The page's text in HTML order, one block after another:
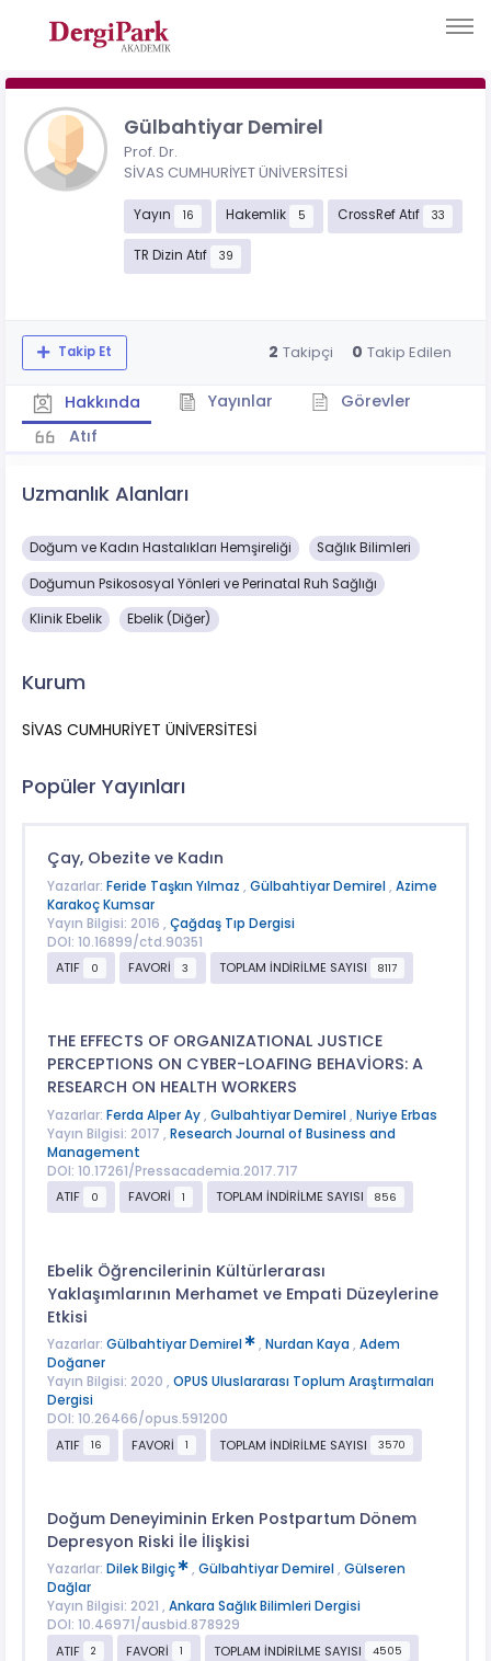
Gülbahtiyar Demirel
Prof. Dr.
SİVAS CUMHURİYET ÜNİVERSİTESİ
Yayın 16 Hakemlik 5 CrossRef Atıf 33
TR Dizin Atıf 39
Takip Et 2 Takipçi 0 Takip Edilen
Hakkında Yayınlar
Görevler
Atıf
Uzmanlık Alanları
Doğum ve Kadın Hastalıkları Hemşireliği Sağlık Bilimleri
Doğumun Psikososyal Yönleri ve Perinatal Ruh Sağlığı
Klinik Ebelik Ebelik (Diğer)
Kurum
SİVAS CUMHURİYET ÜNİVERSİTESİ
Popüler Yayınları
Çay, Obezite ve Kadın
Yazarlar: Feride Taşkın Yılmaz , Gülbahtiyar Demirel , Azime
Karakoç Kumsar
Yayın Bilgisi: 2016 , Çağdaş Tıp Dergisi
DOI: 10.16899/ctd.90351
ATIF
0 FAVORİ 3 TOPLAM İNDİRİLME SAYISI 8117
THE EFFECTS OF ORGANIZATIONAL JUSTICE
PERCEPTIONS ON CYBER-LOAFING BEHAVİORS: A
RESEARCH ON HEALTH WORKERS
Yazarlar: Ferda Alper Ay, Gulbahtiyar Demirel , Nuriye Erbas
Yayın Bilgisi: 2017 , Research Journal of Business and
Management
DOI: 10.17261/Pressacademia.2017.717
ATIF
0 FAVORİ 1 TOPLAM İNDİRİLME SAYISI 856
Ebelik Öğrencilerinin Kültürlerarası
Yaklaşımlarının Merhamet ve Empati Düzeylerine
Etkisi
Yazarlar: Gülbahtiyar Demirel , Nurdan Kaya , Adem
Doğaner
Yayın Bilgisi: 2020 , OPUS Uluslararası Toplum Araştırmaları
Dergisi
DOI: 10.26466/opus.591200
ATIF
16 FAVORİ 1 TOPLAM İNDİRİLME SAYISI 3570
Doğum Deneyiminin Erken Postpartum Dönem
Depresyon Riski İle İlişkisi
Yazarlar: Dilek Bilgiç , Gülbahtiyar Demirel , Gülseren
Dağlar
Yayın Bilgisi: 2021 , Ankara Sağlık Bilimleri Dergisi
DOI: 10.46971/ausbid.878929
ATIF
2 FAVORİ 1 TOPLAM İNDİRİLME SAYISI 4505